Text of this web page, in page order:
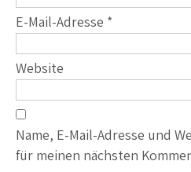
E-Mail-Adresse *
Website
Name, E-Mail-Adresse und
für meinen nächsten